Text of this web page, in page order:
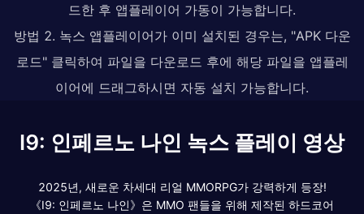
드한 후 앱플레이어 가동이 가능합니다.
방법 2. 녹스 앱플레이어가 이미 설치된 경우는, "APK 다운
로드" 클릭하여 파일을 다운로드 후에 해당 파일을 앱플레
이어에 드래그하시면 자동 설치 가능합니다.
I9: 인페르노 나인 녹스 플레이 영상
2025년, 새로운 차세대 리얼 MMORPG가 강력하게 등장!
《I9: 인페르노 나인》은 MMO 팬들을 위해 제작된 하드코어